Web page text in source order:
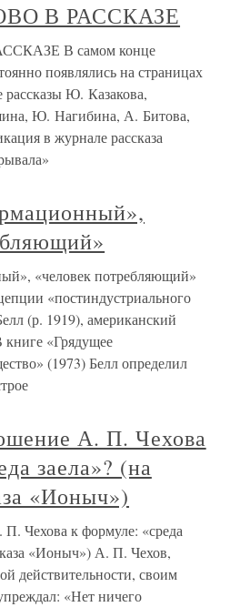
В РАССКАЗЕ
В самом конце
появлялись на страницах
Ю. Казакова,
Ю. Нагибина, А. Битова,
в журнале рассказа
«человек потребляющий»
«постиндустриального
(р. 1919), американский
«Грядущее
(1973) Белл определил
А. П. Чехова
заела»? (на
«Ионыч»)
Чехова к формуле: «среда
«Ионыч») А. П. Чехов,
действительности, своим
«Нет ничего